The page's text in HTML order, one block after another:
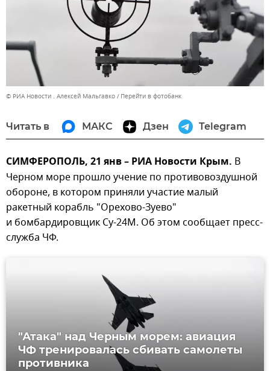
© РИА Новости . Алексей Мальгавко Перейти в фотобанк
Читать в МАКС Дзен Telegram
СИМФЕРОПОЛЬ, 21 янв – РИА Новости Крым. В
Черном море прошло учение по противовоздушной
обороне, в котором приняли участие малый
ракетный корабль "Орехово-Зуево"
и бомбардировщик Су-24М. Об этом сообщает пресс-
служба ЧФ.
"Атака" над Черным морем: авиация
ЧФ тренировалась сбивать самолеты
противника